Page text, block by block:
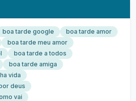
boa tarde google
boa tarde amor
boa tarde meu amor
boa tarde a todos
boa tarde amiga
vida
deus
vai